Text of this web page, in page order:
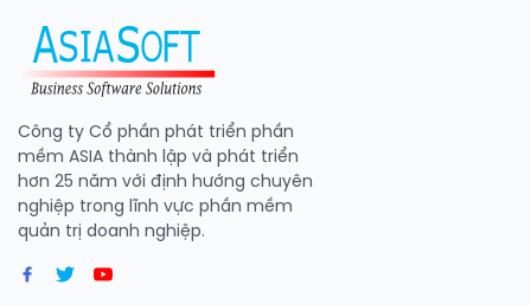
Công ty Cổ phần phát triển phần
mềm ASIA thành lập và phát triển
hơn 25 năm với định hướng chuyên
nghiệp trong lĩnh vực phần mềm
quản trị doanh nghiệp.